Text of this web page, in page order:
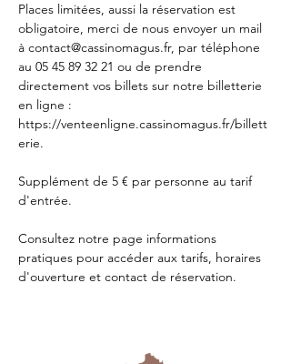
Places limitées, aussi la réservation est
obligatoire, merci de nous envoyer un mail
à contact@cassinomagus.fr, par téléphone
au 05 45 89 32 21 ou de prendre
directement vos billets sur notre billetterie
en ligne :
https://venteenligne.cassinomagus.fr/billett
erie.
Supplément de 5 € par personne au tarif
d'entrée.
Consultez notre page informations
pratiques pour accéder aux tarifs, horaires
d'ouverture et contact de réservation.